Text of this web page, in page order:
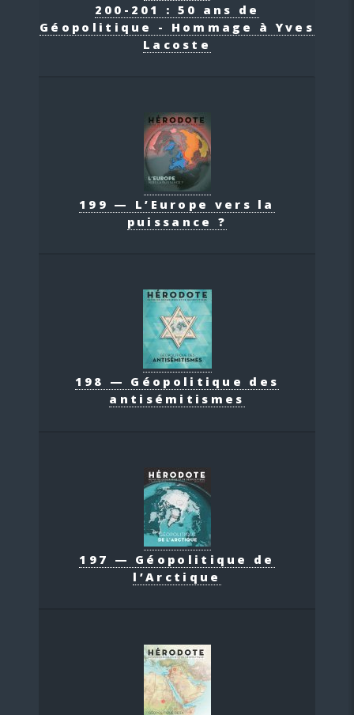
200-201 : 50 ans de
Géopolitique - Hommage à Yves
Lacoste
199 — L’Europe vers la
puissance ?
198 — Géopolitique des
antisémitismes
197 — Géopolitique de
l’Arctique